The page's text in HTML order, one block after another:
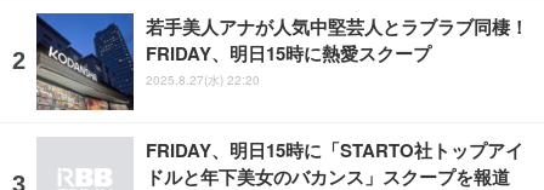
若手美人アナが人気中堅芸人とラブラブ同棲！
FRIDAY、明日15時に熱愛スクープ
2025.8.27(水) 22:20
FRIDAY、明日15時に「STARTO社トップアイ
ドルと年下美女のバカンス」スクープを報道